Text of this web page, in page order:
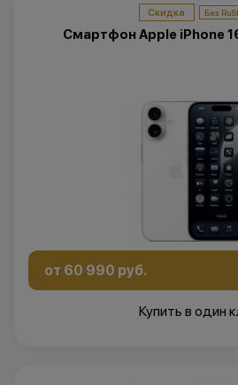
Скидка
Смартфон Apple iPhone
от 60 990 руб.
Купить в один